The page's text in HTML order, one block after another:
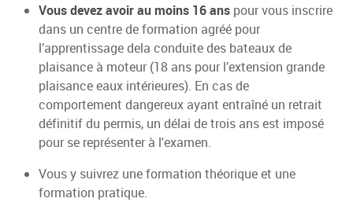
Vous devez avoir au moins 16 ans pour vous inscrire
dans un centre de formation agréé pour
l’apprentissage dela conduite des bateaux de
plaisance à moteur (18 ans pour l’extension grande
plaisance eaux intérieures). En cas de
comportement dangereux ayant entraîné un retrait
définitif du permis, un délai de trois ans est imposé
pour se représenter à l'examen.
Vous y suivrez une formation théorique et une
formation pratique.